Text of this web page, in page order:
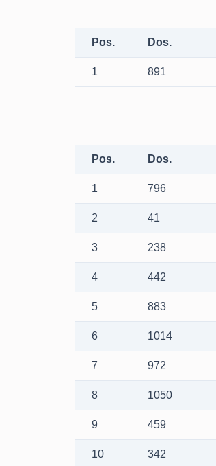
Pos. Dos.
1 891
Pos. Dos.
1 796
2 41
3 238
4 442
5 883
6 1014
7 972
8 1050
9 459
10 342